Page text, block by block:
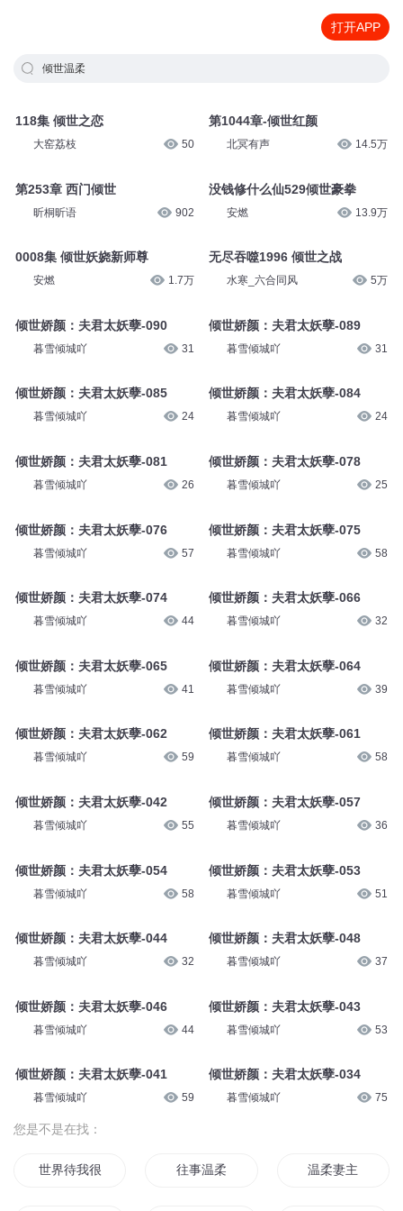
打开APP
倾世温柔
118集 倾世之恋
大窑荔枝 50
第253章 西门倾世
昕桐昕语 902
0008集 倾世妖娆新师尊
安燃 1.7万
倾世娇颜：夫君太妖孽-090
暮雪倾城吖 31
倾世娇颜：夫君太妖孽-085
暮雪倾城吖 24
倾世娇颜：夫君太妖孽-081
暮雪倾城吖 26
倾世娇颜：夫君太妖孽-076
暮雪倾城吖 57
倾世娇颜：夫君太妖孽-074
暮雪倾城吖 44
倾世娇颜：夫君太妖孽-065
暮雪倾城吖 41
倾世娇颜：夫君太妖孽-062
暮雪倾城吖 59
倾世娇颜：夫君太妖孽-042
暮雪倾城吖 55
倾世娇颜：夫君太妖孽-054
暮雪倾城吖 58
倾世娇颜：夫君太妖孽-044
暮雪倾城吖 32
倾世娇颜：夫君太妖孽-046
暮雪倾城吖 44
倾世娇颜：夫君太妖孽-041
暮雪倾城吖 59
第1044章-倾世红颜
北冥有声 14.5万
没钱修什么仙529倾世豪拳
安燃 13.9万
无尽吞噬1996 倾世之战
水寒_六合同风 5万
倾世娇颜：夫君太妖孽-089
暮雪倾城吖 31
倾世娇颜：夫君太妖孽-084
暮雪倾城吖 24
倾世娇颜：夫君太妖孽-078
暮雪倾城吖 25
倾世娇颜：夫君太妖孽-075
暮雪倾城吖 58
倾世娇颜：夫君太妖孽-066
暮雪倾城吖 32
倾世娇颜：夫君太妖孽-064
暮雪倾城吖 39
倾世娇颜：夫君太妖孽-061
暮雪倾城吖 58
倾世娇颜：夫君太妖孽-057
暮雪倾城吖 36
倾世娇颜：夫君太妖孽-053
暮雪倾城吖 51
倾世娇颜：夫君太妖孽-048
暮雪倾城吖 37
倾世娇颜：夫君太妖孽-043
暮雪倾城吖 53
倾世娇颜：夫君太妖孽-034
暮雪倾城吖 75
您是不是在找：
世界待我很温柔 往事温柔 温柔妻主